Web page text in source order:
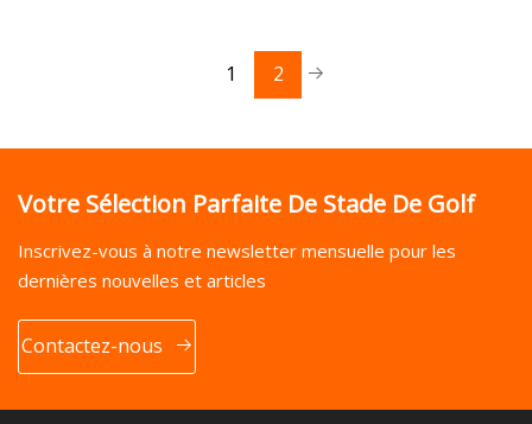
1 2
Votre Sélection Parfaite De Stade De Golf
Inscrivez-vous à notre newsletter mensuelle pour les
dernières nouvelles et articles
Contactez-nous